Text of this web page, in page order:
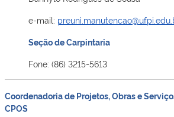
e-mail:
Seção de Carpintaria
Fone: (86) 3215-5613
Coordenadoria de Projetos, Obras e
CPOS